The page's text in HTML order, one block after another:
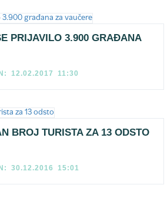
PRIJAVILO 3.900 GRAĐANA
12.02.2017 11:30
BROJ TURISTA ZA 13 ODSTO
30.12.2016 15:01